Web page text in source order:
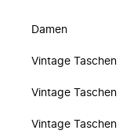
Damen
Vintage Taschen
Vintage Taschen
Vintage Taschen